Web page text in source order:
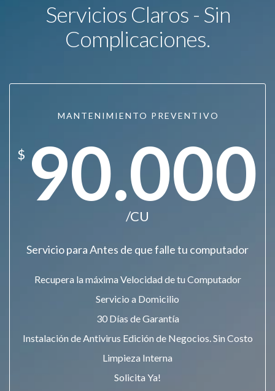
Servicios Claros - Sin
Complicaciones.
MANTENIMIENTO PREVENTIVO
$ 90.000
/CU
Servicio para Antes de que falle tu computador
Recupera la máxima Velocidad de tu Computador
Servicio a Domicilio
30 Días de Garantía
Instalación de Antivirus Edición de Negocios. Sin Costo
Limpieza Interna
Solicita Ya!